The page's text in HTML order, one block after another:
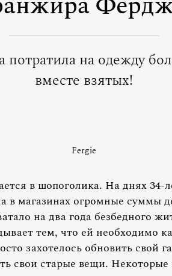
потратила на одежду
вместе взятых!
Fergie
в шопоголика. На днях 34-
в магазинах огромные суммы
на два года безбедного
тем, что ей необходимо
захотелось обновить свой
свои старые вещи. Некоторые